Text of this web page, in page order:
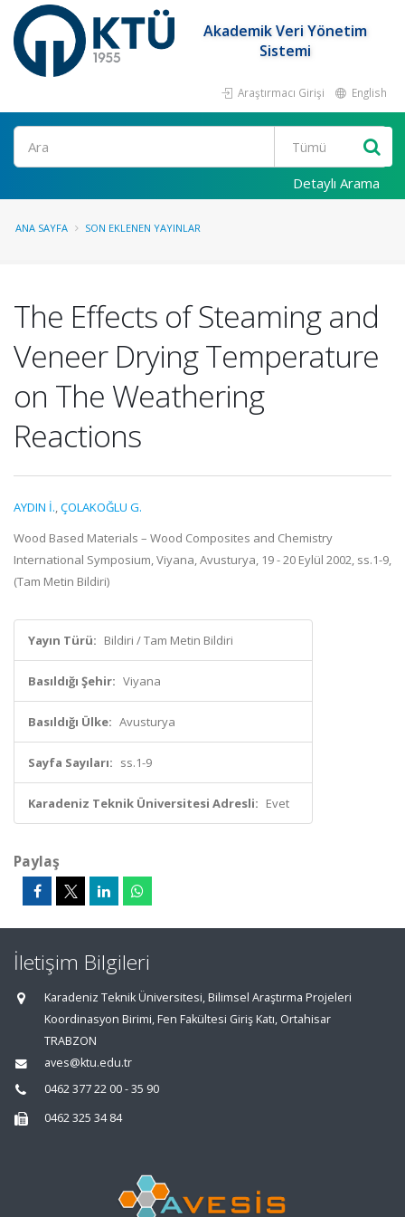
Akademik Veri Yönetim
Sistemi
Araştırmacı Girişi English
Ara
Detaylı Arama
ANA SAYFA SON EKLENEN YAYINLAR
The Effects of Steaming and
Veneer Drying Temperature
on The Weathering
Reactions
AYDIN İ.,ÇOLAKOĞLU G.
Wood Based Materials – Wood Composites and Chemistry
International Symposium, Viyana, Avusturya, 19 - 20 Eylül 2002, ss.1-9,
(Tam Metin Bildiri)
Yayın Türü: Bildiri / Tam Metin Bildiri
Basıldığı Şehir: Viyana
Basıldığı Ülke: Avusturya
Sayfa Sayıları: ss.1-9
Karadeniz Teknik Üniversitesi Adresli: Evet
Paylaş
İletişim Bilgileri
Karadeniz Teknik Üniversitesi, Bilimsel Araştırma Projeleri
Koordinasyon Birimi, Fen Fakültesi Giriş Katı, Ortahisar
TRABZON
aves@ktu.edu.tr
0462 377 22 00 - 35 90
0462 325 34 84